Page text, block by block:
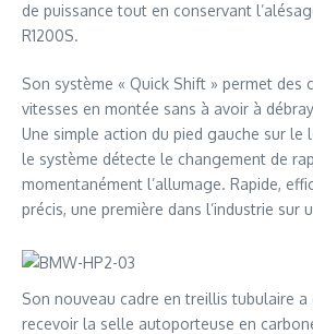
de puissance tout en conservant
R1200S.
Son système « Quick Shift » permet des
vitesses en montée sans à avoir à
Une simple action du pied gauche sur le
le système détecte le changement de
momentanément l’allumage. Rapide,
précis, une première dans l’industrie sur
Son nouveau cadre en treillis tubulaire
recevoir la selle autoporteuse en